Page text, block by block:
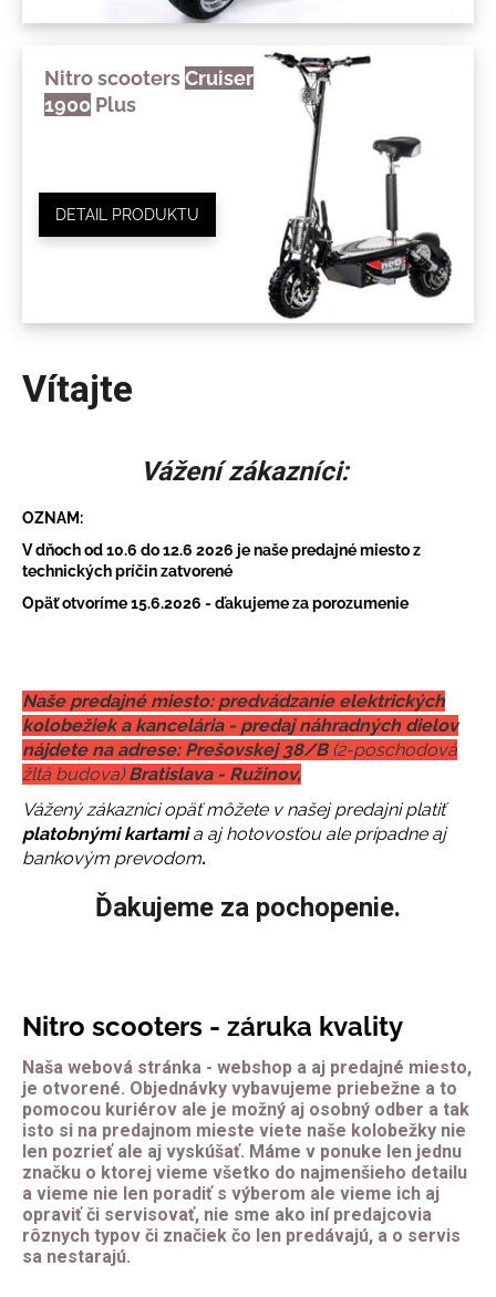
Nitro scootersCruiser
1900 Plus
DETAIL PRODUKTU
Vítajte
Vážení zákazníci:
OZNAM:
V dňoch od 10.6 do 12.6 2026 je naše predajné miesto z
technických príčin zatvorené
Opäť otvoríme 15.6.2026 - ďakujeme za porozumenie
Naše predajné miesto: predvádzanie elektrických
kolobežiek a kancelária - predaj náhradných dielov
nájdete na adrese: Prešovskej 38/B (2-poschodová
žltá budova)Bratislava - Ružinov,
Vážený zákazníci opäť môžetev našej predajni platiť
platobnými kartami a aj hotovosťou ale prípadne aj
bankovým prevodom.
Ďakujeme za pochopenie.
Nitro scooters - záruka kvality
Naša webová stránka - webshop a aj predajné miesto,
je otvorené. Objednávky vybavujeme priebežne a to
pomocou kuriérov ale je možný aj osobný odber a tak
isto si na predajnom mieste viete naše kolobežky nie
len pozrieť ale aj vyskúšať. Máme v ponuke len jednu
značku o ktorej vieme všetko do najmenšieho detailu
a vieme nie len poradiť s výberom ale vieme ich aj
opraviť či servisovať, nie sme ako iní predajcovia
rôznych typov či značiek čo len predávajú, a o servis
sa nestarajú.
á
d
p
a
m
e
SL
+
SEDADLO
€777
Pôvodne:
€939